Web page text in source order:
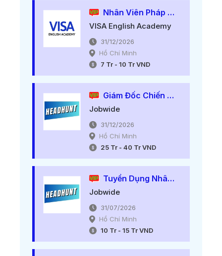
Nhân Viên Pháp Lý
VISA English Academy
31/12/2026
Hồ Chí Minh
7 Tr - 10 TrVND
Giám Đốc Chiến Lược Kinh Doanh
Jobwide
31/12/2026
Hồ Chí Minh
25 Tr - 40 TrVND
Tuyển Dụng Nhân Viên Tư Vấn Khóa Học Ielts - Thu Nhập Upto 25tr.
Jobwide
31/07/2026
Hồ Chí Minh
10 Tr - 15 TrVND